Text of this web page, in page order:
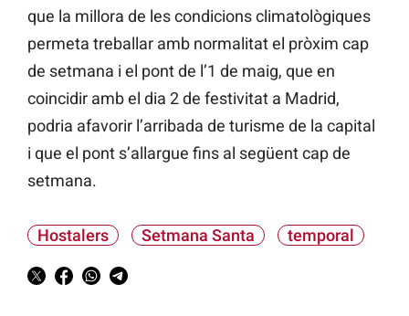
que la millora de les condicions climatològiques
permeta treballar amb normalitat el pròxim cap
de setmana i el pont de l’1 de maig, que en
coincidir amb el dia 2 de festivitat a Madrid,
podria afavorir l’arribada de turisme de la capital
i que el pont s’allargue fins al següent cap de
setmana.
Hostalers Setmana Santa temporal